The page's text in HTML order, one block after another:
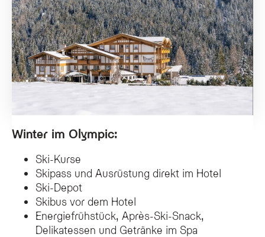
Winter im Olympic:
Ski-Kurse
Skipass und Ausrüstung direkt im Hotel
Ski-Depot
Skibus vor dem Hotel
Energiefrühstück, Après-Ski-Snack,
Delikatessen und Getränke im Spa